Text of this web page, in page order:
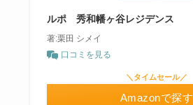
ルポ 秀和幡ヶ谷レジデンス
著:栗田 シメイ
口コミを見る
＼タイムセール／
Amazonで探す